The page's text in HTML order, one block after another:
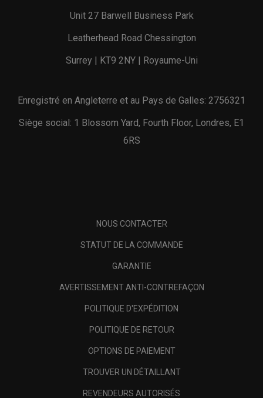
Unit 27 Barwell Business Park
Leatherhead Road Chessington
Surrey | KT9 2NY | Royaume-Uni
Enregistré en Angleterre et au Pays de Galles: 2756321
Siège social: 1 Blossom Yard, Fourth Floor, Londres, E1
6RS
NOUS CONTACTER
STATUT DE LA COMMANDE
GARANTIE
AVERTISSEMENT ANTI-CONTREFAÇON
POLITIQUE D'EXPÉDITION
POLITIQUE DE RETOUR
OPTIONS DE PAIEMENT
TROUVER UN DÉTAILLANT
REVENDEURS AUTORISÉS